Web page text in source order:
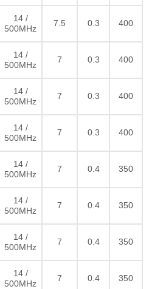
14 /
500MHz
7.5 0.3 400
14 /
500MHz
7 0.3 400
14 /
500MHz
7 0.3 400
14 /
500MHz
7 0.3 400
14 /
500MHz
7 0.4 350
14 /
500MHz
7 0.4 350
14 /
500MHz
7 0.4 350
14 /
500MHz
7 0.4 350